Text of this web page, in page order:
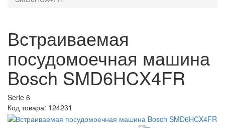
Встраиваемая
посудомоечная машина
Bosch SMD6HCX4FR
Serie 6
Код товара: 124231